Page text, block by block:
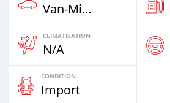
Van‒Minibus
CLIMATISATION
N/A
CONDITION
Import